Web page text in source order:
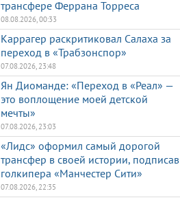
трансфере Феррана Торреса
08.08.2026, 00:33
Каррагер раскритиковал Салаха за
переход в «Трабзонспор»
07.08.2026, 23:48
Ян Диоманде: «Переход в «Реал» —
это воплощение моей детской
мечты»
07.08.2026, 23:03
«Лидс» оформил самый дорогой
трансфер в своей истории, подписав
голкипера «Манчестер Сити»
07.08.2026, 22:35